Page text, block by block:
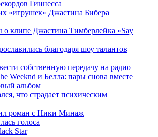
Гиннесса
«игрушек» Джастина Бибера
о клипе Джастина Тимберлейка «Say
благодаря шоу талантов
собственную передачу на радио
Weeknd и Белла: пары снова вместе
альбом
что страдает психическим
роман с Ники Минаж
голоса
Star